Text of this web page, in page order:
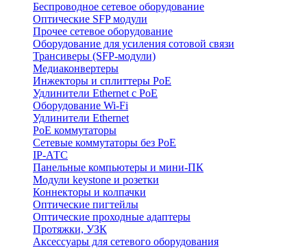
Беспроводное сетевое оборудование
Оптические SFP модули
Прочее сетевое оборудование
Оборудование для усиления сотовой связи
Трансиверы (SFP-модули)
Медиаконвертеры
Инжекторы и сплиттеры PoE
Удлинители Ethernet с PoE
Оборудование Wi-Fi
Удлинители Ethernet
PoE коммутаторы
Сетевые коммутаторы без PoE
IP-АТС
Панельные компьютеры и мини-ПК
Модули keystone и розетки
Коннекторы и колпачки
Оптические пигтейлы
Оптические проходные адаптеры
Протяжки, УЗК
Аксессуары для сетевого оборудования